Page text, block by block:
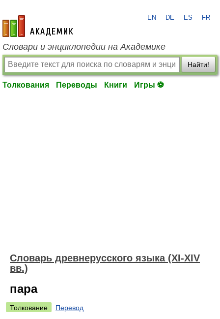
academic.ru
EN DE ES FR
Словари и энциклопедии на Академике
Найти!
Толкования Переводы Книги Игры ⚽
Словарь древнерусского языка (XI-XIV
вв.)
пара
Толкование
Перевод